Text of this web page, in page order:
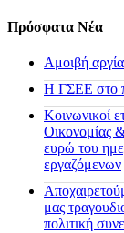
Πρόσφατα Νέα
Αμοιβή
H ΓΣΕΕ στο
Κοινωνικοί
Οικονομίας
ευρώ του
εργαζόμενων
μας
πολιτική